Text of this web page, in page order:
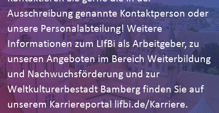
Ausschreibung genannte Kontaktperson oder
unsere Personalabteilung! Weitere
Informationen zum LIfBi als Arbeitgeber, zu
unseren Angeboten im Bereich Weiterbildung
und Nachwuchsförderung und zur
Weltkulturerbestadt Bamberg finden Sie auf
unserem Karriereportal lifbi.de/Karriere.